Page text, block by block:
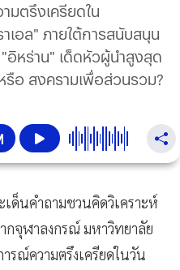
ตรึงเครียดใน
เอล" ภายใต้การสนับสนุน
หร่าน" เด็ดหัวผู้นำสูงสุด
อ สงครามเพื่อส่วนรวม?
ด็นคำถามชวนคิดวิเคราะห์
กจุฬาลงกรณ์ มหาวิทยาลัย
รณ์ความตรึงเครียดในวัน